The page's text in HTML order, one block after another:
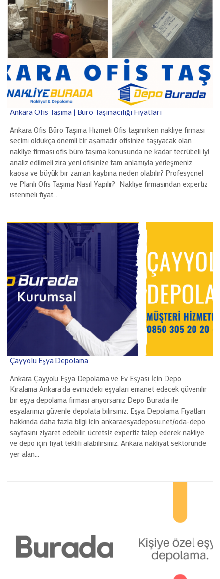
Ankara Ofis Taşıma | Büro Taşımacılığı Fiyatları
Ankara Ofis Büro Taşıma Hizmeti Ofis taşınırken nakliye firması
seçimi oldukça önemli bir aşamadır ofisinize taşıyacak olan
nakliye firması ofis büro taşıma konusunda ne kadar tecrübeli iyi
analiz edilmeli zira yeni ofisinize tam anlamıyla yerleşmeniz
kaosa ve büyük bir zaman kaybına neden olabilir? Profesyonel
ve Planlı Ofis Taşıma Nasıl Yapılır? Nakliye firmasından expertiz
istenmeli fiyat…
Çayyolu Eşya Depolama
Ankara Çayyolu Eşya Depolama ve Ev Eşyası İçin Depo
Kiralama Ankara’da evinizdeki eşyaları emanet edecek güvenilir
bir eşya depolama firması arıyorsanız Depo Burada ile
eşyalarınızı güvenle depolata bilirsiniz. Eşya Depolama Fiyatları
hakkında daha fazla bilgi için ankaraesyadeposu.net/oda-depo
sayfasını ziyaret edebilir, ücretsiz expertiz talep ederek nakliye
ve depo için fiyat teklifi alabilirsiniz. Ankara nakliyat sektöründe
yer alan…